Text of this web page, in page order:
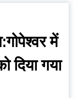
में
दिया गया